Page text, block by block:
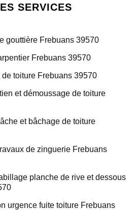
SERVICES
gouttière Frebuans 39570
Frebuans 39570
toiture Frebuans 39570
et démoussage de toiture
et bâchage de toiture
de zinguerie Frebuans
planche de rive et dessous
urgence fuite toiture Frebuans